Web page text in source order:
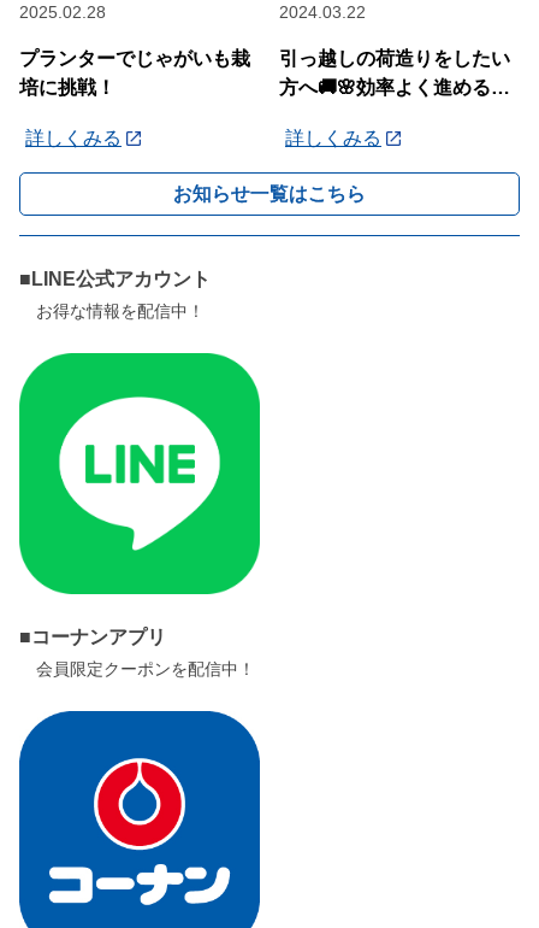
2025.02.28
プランターでじゃがいも栽
培に挑戦！
詳しくみる
2024.03.22
引っ越しの荷造りをしたい
方へ🚚🌸効率よく進めるコ
詳しくみる
お知らせ一覧はこちら
■LINE公式アカウント
お得な情報を配信中！
■コーナンアプリ
会員限定クーポンを配信中！